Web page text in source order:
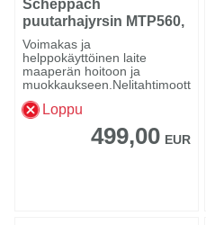
Scheppach
puutarhajyrsin MTP560,
Voimakas ja
helppokäyttöinen laite
maaperän hoitoon ja
muokkaukseen.Nelitahtimoottor...
Loppu
499,00 EUR